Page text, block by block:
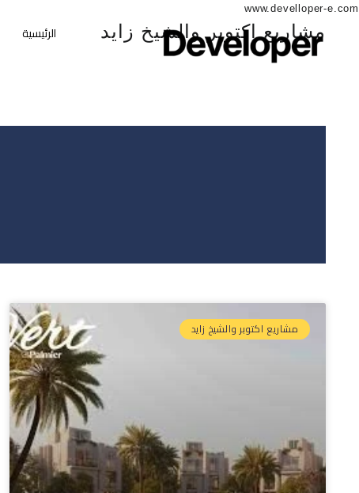
www.develloper-e.com
الرئيسية مشاريع اكتوبر والشيخ زايد
مشاريع اكتوبر والشيخ زايد